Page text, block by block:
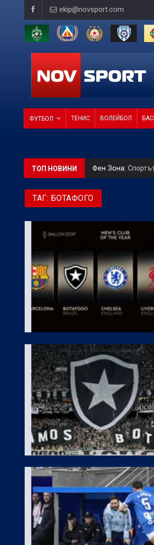
ekip@novsport.com
ФУТБОЛ ТЕНИС ВОЛЕЙБОЛ
ТОП НОВИНИ Фен Зона:
Betvam на
БГ Футбол:
БГ Футбол:
ТАГ: БОТАФОГО